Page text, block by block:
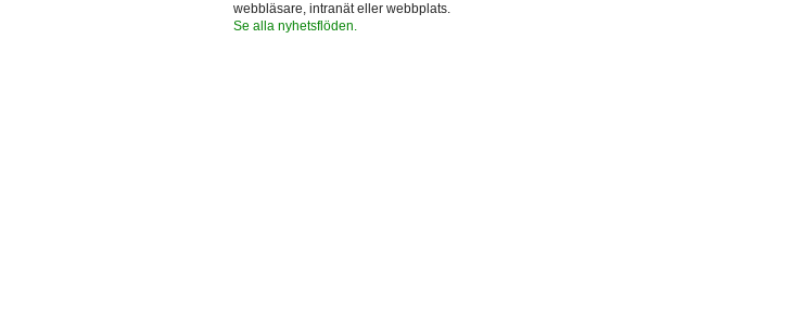
webbläsare, intranät eller webbplats.
Se alla nyhetsflöden.